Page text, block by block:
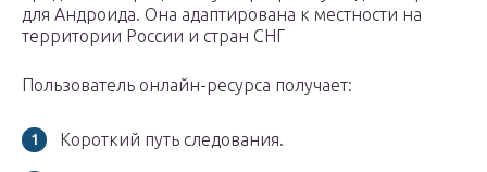
для Андроида. Она адаптирована к местности на
территории России и стран СНГ
Пользователь онлайн-ресурса получает:
Короткий путь следования.